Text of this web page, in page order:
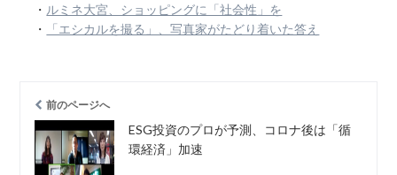
・ ルミネ大宮、ショッピングに「社会性」を
・
「エシカルを撮る」、写真家がたどり着いた答え
前のページへ
ESG投資のプロが予測、コロナ後は「循
環経済」加速